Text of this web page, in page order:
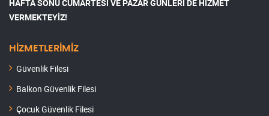
HAFTA SONU CUMARTESİ VE PAZAR GÜNLERİ DE HİZMET
VERMEKTEYİZ!
HİZMETLERİMİZ
Güvenlik Filesi
Balkon Güvenlik Filesi
Çocuk Güvenlik Filesi